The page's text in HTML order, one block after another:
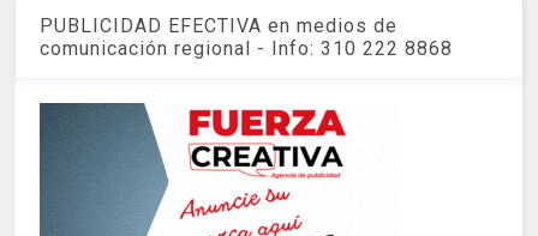
PUBLICIDAD EFECTIVA en medios de
comunicación regional - Info: 310 222 8868